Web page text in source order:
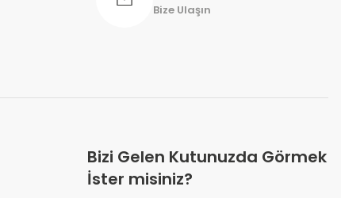
Bize Ulaşın
Bizi Gelen Kutunuzda Görmek
İster misiniz?